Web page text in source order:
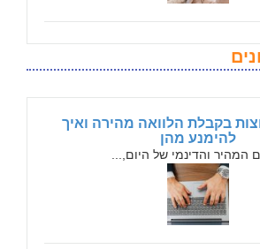
בקבלת הלוואה מהירה ואיך
להימנע מהן
המהיר והדינמי של היום,...